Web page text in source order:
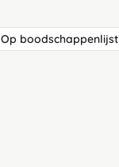
Op boodschappenlijst